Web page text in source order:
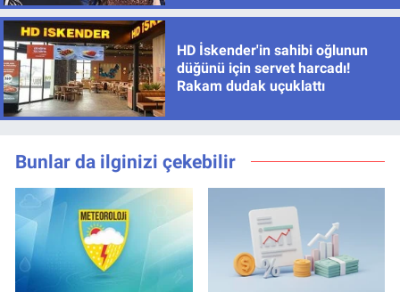
HD İskender'in sahibi oğlunun
düğünü için servet harcadı!
Rakam dudak uçuklattı
Bunlar da ilginizi çekebilir